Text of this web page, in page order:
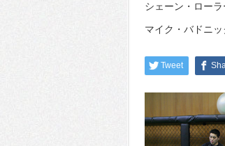
シェーン・ローラ
マイク・バドニッ
Tweet